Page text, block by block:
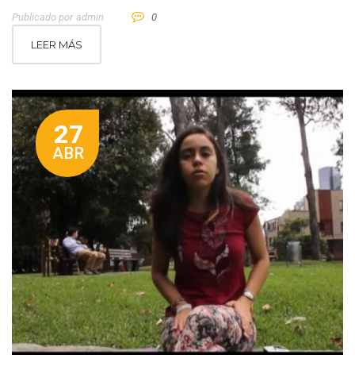
Publicado por Admin 0
LEER MÁS
27
ABR